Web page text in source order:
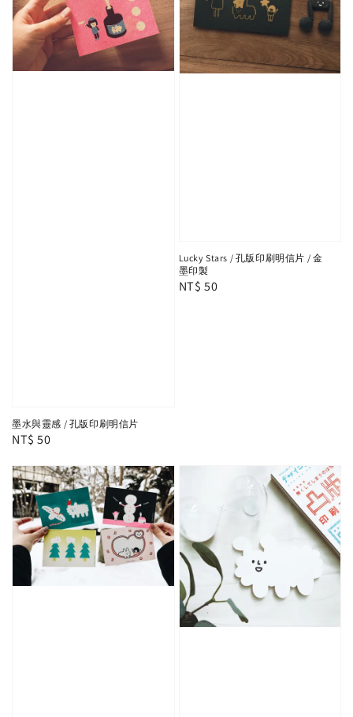
墨水與靈感 / 孔版印刷明信片
Regular
NT$ 50
Lucky Stars / 孔版印刷明信片 / 金
墨印製
Regular
NT$ 50